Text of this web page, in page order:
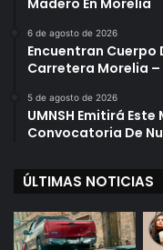
Madero En Morelia
6 de agosto de 2026
Encuentran Cuerpo
Carretera Morelia
5 de agosto de 2026
UMNSH Emitirá
Convocatoria De
ÚLTIMAS NOTICIAS